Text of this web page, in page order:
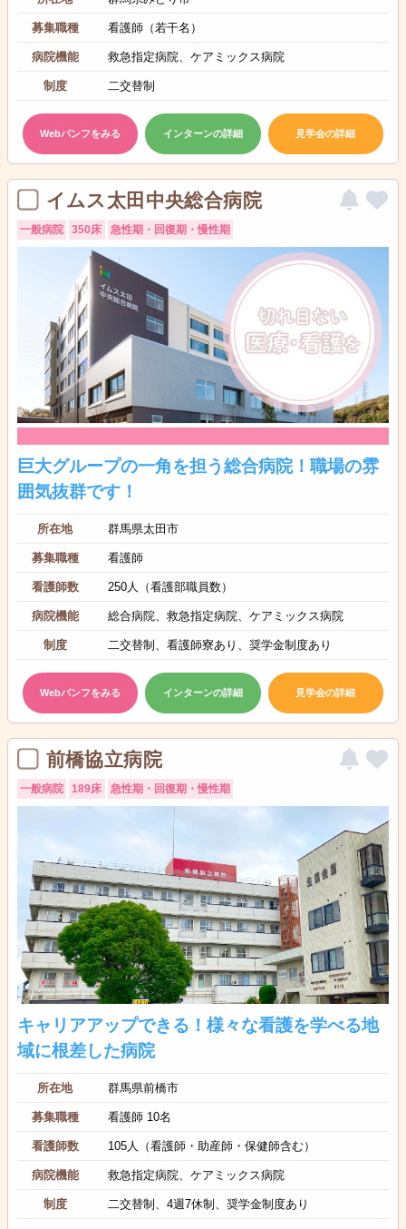
募集職種 看護師（若干名）
病院機能 救急指定病院、ケアミックス病院
制度 二交替制
Webパンフをみる インターンの詳細 見学会の詳細
イムス太田中央総合病院
一般病院 350床 急性期・回復期・慢性期
巨大グループの一角を担う総合病院！職場の雰
囲気抜群です！
所在地 群馬県太田市
募集職種 看護師
看護師数 250人（看護部職員数）
病院機能 総合病院、救急指定病院、ケアミックス病院
制度 二交替制、看護師寮あり、奨学金制度あり
Webパンフをみる インターンの詳細 見学会の詳細
前橋協立病院
一般病院 189床 急性期・回復期・慢性期
キャリアアップできる！様々な看護を学べる地
域に根差した病院
所在地 群馬県前橋市
募集職種 看護師 10名
看護師数 105人（看護師・助産師・保健師含む）
病院機能 救急指定病院、ケアミックス病院
制度 二交替制、4週7休制、奨学金制度あり